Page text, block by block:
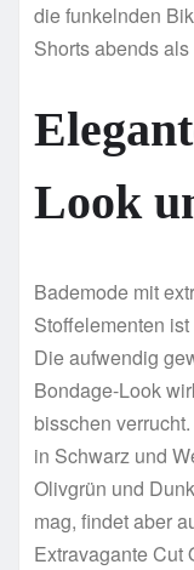
die funkelnden
Shorts abends
Look
Bademode mit
Stoffelementen
Die aufwendig
Bondage-Look
bisschen
in Schwarz und
Olivgrün und
mag, findet aber
Extravagante Cut